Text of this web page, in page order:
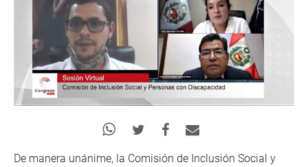
De manera unánime, la Comisión de Inclusión Social y